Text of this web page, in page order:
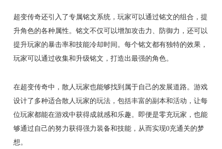
超变传奇还引入了专属铭文系统，玩家可以通过铭文的组合，提
升角色的各种属性。铭文不仅可以增加攻击力、防御力，还可以
提升玩家的暴击率和技能冷却时间。每个铭文都有独特的效果，
玩家可以通过收集和升级铭文，打造出最强的角色。
在超变传奇中，散人玩家也能够找到属于自己的发展道路。游戏
设计了多种适合散人玩家的玩法，包括丰富的副本和活动，让每
位玩家都能在游戏中获得成就感和乐趣。即便是零充玩家，也能
够通过自己的努力获得强力装备和技能，从而实现0充通关的梦
想。